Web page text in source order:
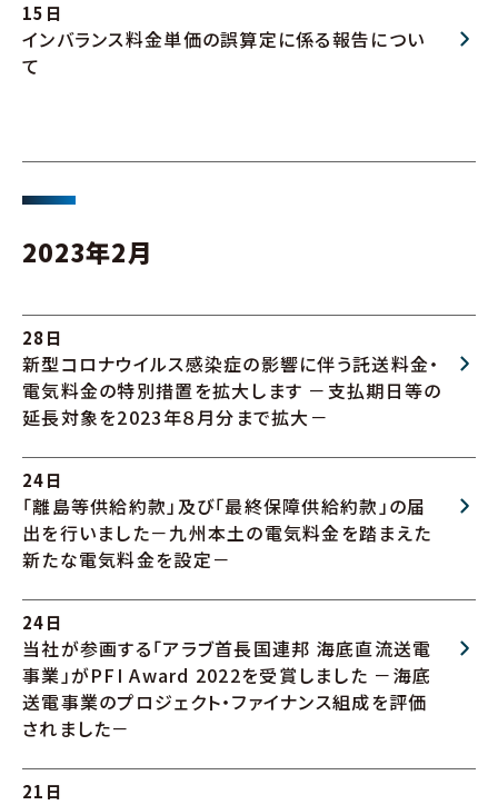
15日
インバランス料金単価の誤算定に係る報告につい
て
2023年2月
28日
新型コロナウイルス感染症の影響に伴う託送料金・
電気料金の特別措置を拡大します －支払期日等の
延長対象を2023年８月分まで拡大－
24日
「離島等供給約款」及び「最終保障供給約款」の届
出を行いました－九州本土の電気料金を踏まえた
新たな電気料金を設定－
24日
当社が参画する「アラブ首長国連邦 海底直流送電
事業」がPFI Award 2022を受賞しました －海底
送電事業のプロジェクト・ファイナンス組成を評価
されました－
21日